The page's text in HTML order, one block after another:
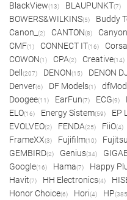
BlackView(13) BLAUPUNKT(7)
BOWERS&WILKINS(5) Buddy
Canon_ (2) CANTON(8) Canyon
CMF(1) CONNECT IT(16)
COWON(1) CPA(2) Creative(14)
Dell (207) DENON(15) DENON
Denver(6) DF Models(1)
Doogee(11) EarFun(7) ECG(9)
ELO(16) Energy Sistem(59) EP
EVOLVEO(2) FENDA(25) FiiO(4)
FrameXX(3) Fujifilm(10) Fujitsu
GEMBIRD(2) Genius(34)
Google(16) Hama(7) Happy
Havit(7) HH Electronics(4)
Honor Choice(6) Hori(4) HP